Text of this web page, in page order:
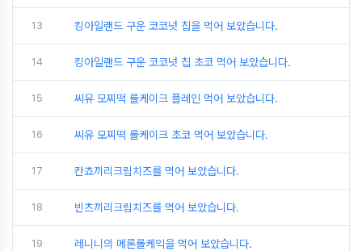
13 킹아일랜드 구운 코코넛 칩을 먹어 보았습니다.
14 킹아일랜드 구운 코코넛 칩 초코 먹어 보았습니다.
15 씨유 모찌떡 롤케이크 플레인 먹어 보았습니다.
16 씨유 모찌떡 롤케이크 초코 먹어 보았습니다.
17 칸쵸끼리크림치즈를 먹어 보았습니다.
18 빈츠끼리크림치즈를 먹어 보았습니다.
19 레니니의 메론롤케익을 먹어 보았습니다.